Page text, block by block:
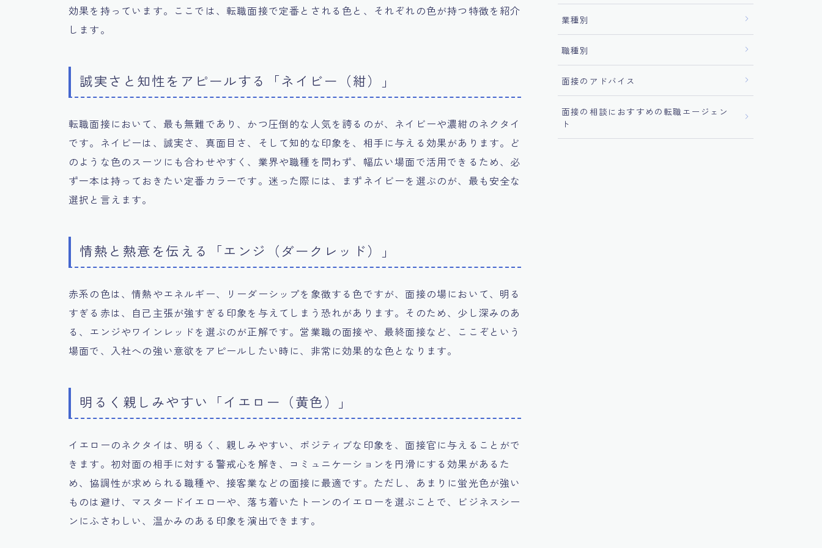
効果を持っています。ここでは、転職面接で定番とされる色と、それぞれの色が持つ特徴を紹介
します。
誠実さと知性をアピールする「ネイビー（紺）」
転職面接において、最も無難であり、かつ圧倒的な人気を誇るのが、ネイビーや濃紺のネクタイ
です。ネイビーは、誠実さ、真面目さ、そして知的な印象を、相手に与える効果があります。ど
のような色のスーツにも合わせやすく、業界や職種を問わず、幅広い場面で活用できるため、必
ず一本は持っておきたい定番カラーです。迷った際には、まずネイビーを選ぶのが、最も安全な
選択と言えます。
情熱と熱意を伝える「エンジ（ダークレッド）」
赤系の色は、情熱やエネルギー、リーダーシップを象徴する色ですが、面接の場において、明る
すぎる赤は、自己主張が強すぎる印象を与えてしまう恐れがあります。そのため、少し深みのあ
る、エンジやワインレッドを選ぶのが正解です。営業職の面接や、最終面接など、ここぞという
場面で、入社への強い意欲をアピールしたい時に、非常に効果的な色となります。
明るく親しみやすい「イエロー（黄色）」
イエローのネクタイは、明るく、親しみやすい、ポジティブな印象を、面接官に与えることがで
きます。初対面の相手に対する警戒心を解き、コミュニケーションを円滑にする効果があるた
め、協調性が求められる職種や、接客業などの面接に最適です。ただし、あまりに蛍光色が強い
ものは避け、マスタードイエローや、落ち着いたトーンのイエローを選ぶことで、ビジネスシー
ンにふさわしい、温かみのある印象を演出できます。
業種別
職種別
面接のアドバイス
面接の相談におすすめの転職エージェン
ト